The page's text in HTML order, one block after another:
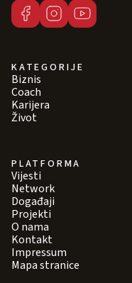
KATEGORIJE
Biznis
Coach
Karijera
Život
PLATFORMA
Vijesti
Network
Događaji
Projekti
O nama
Kontakt
Impressum
Mapa stranice